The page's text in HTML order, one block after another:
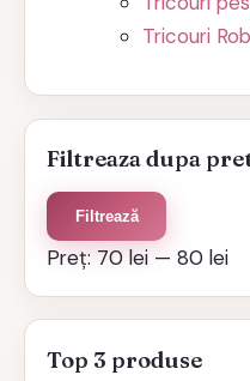
Tricouri
Filtreaza dupa
Preț
minim
Preț
maxim
Filtrează
Preț: 70 lei —80 lei
Top 3 produse